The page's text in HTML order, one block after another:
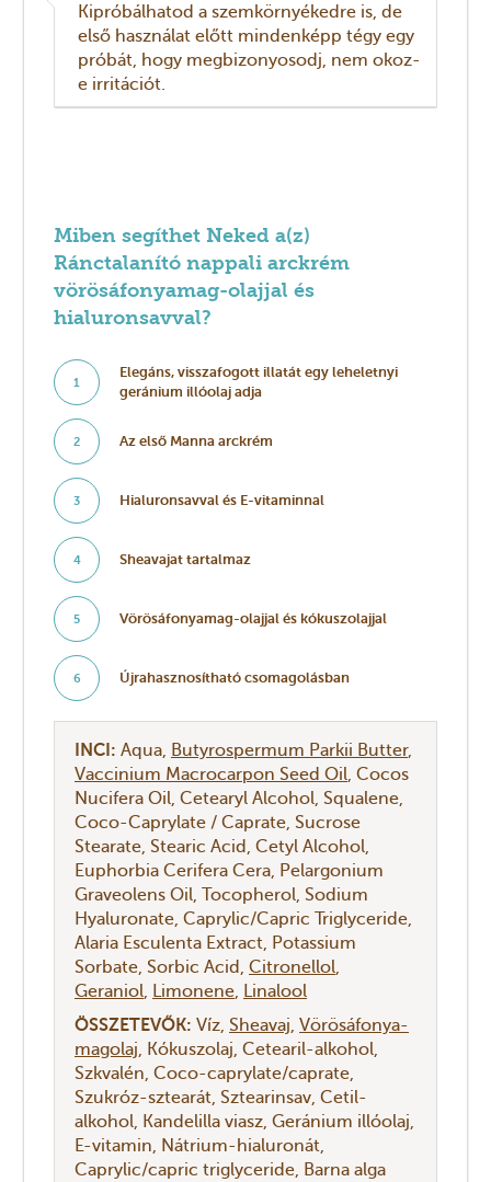
Kipróbálhatod a szemkörnyékedre is, de
első használat előtt mindenképp tégy egy
próbát, hogy megbizonyosodj, nem okoz-
e irritációt.
Miben segíthet Neked a(z)
Ránctalanító nappali arckrém
vörösáfonyamag-olajjal és
hialuronsavval?
1
Elegáns, visszafogott illatát egy leheletnyi
geránium illóolaj adja
2 Az első Manna arckrém
3 Hialuronsavval és E-vitaminnal
4 Sheavajat tartalmaz
5 Vörösáfonyamag-olajjal és kókuszolajjal
6 Újrahasznosítható csomagolásban
INCI: Aqua Butyrospermum Parkii Butter
Vaccinium Macrocarpon Seed Oil Cocos
Nucifera Oil Cetearyl Alcohol Squalene
Coco-Caprylate / Caprate Sucrose
Stearate Stearic Acid Cetyl Alcohol
Euphorbia Cerifera Cera Pelargonium
Graveolens Oil Tocopherol Sodium
Hyaluronate Caprylic/Capric Triglyceride
Alaria Esculenta Extract Potassium
Sorbate Sorbic Acid Citronellol
Geraniol Limonene Linalool
ÖSSZETEVŐK: Víz Sheavaj Vörösáfonya-
magolaj Kókuszolaj Cetearil-alkohol
Szkvalén Coco-caprylate/caprate
Szukróz-sztearát Sztearinsav Cetil-
alkohol Kandelilla viasz Geránium illóolaj
E-vitamin Nátrium-hialuronát
Caprylic/capric triglyceride Barna alga